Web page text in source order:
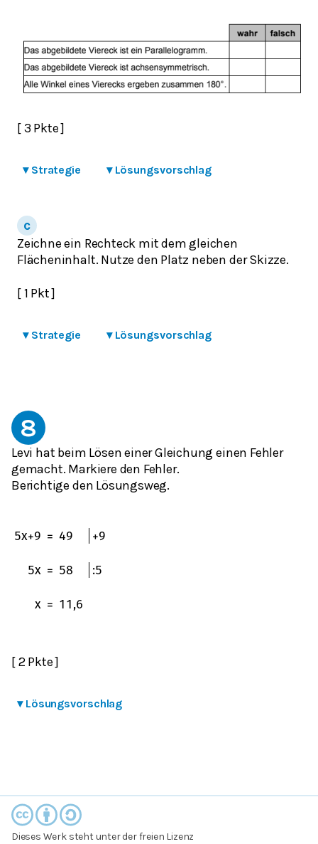
[ 3 Pkte ]
▾ Strategie ▾ Lösungsvorschlag
Zeichne ein Rechteck mit dem gleichen
Flächeninhalt. Nutze den Platz neben der Skizze.
[ 1 Pkt ]
▾ Strategie ▾ Lösungsvorschlag
8
Levi hat beim Lösen einer Gleichung einen Fehler
gemacht. Markiere den Fehler.
Berichtige den Lösungsweg.
5x+9 = 49 +9
5x = 58 :5
x = 11,6
[ 2 Pkte ]
▾ Lösungsvorschlag
Dieses Werk steht unter der freien Lizenz